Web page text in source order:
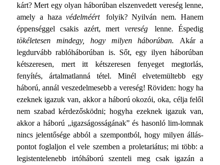
kárt? Mert egy olyan háborúban elszenvedett vereség lenne,
amely a hazavédelméért folyik? Nyilván nem. Hanem
éppenséggel csakis azért, mert vereség lenne. Éspedig
tökéletesen mindegy, hogy milyen háborúban. Akár a
legdurvább rablóháborúban is. Sőt, egy ilyen háborúban
kétszeresen, mert itt kétszeresen fenyeget meg­torlás,
fenyítés, ártalmatlanná tétel. Minél elvetemültebb egy
háború, annál veszedelmesebb a vereség! Röviden: hogy ha
ezeknek igazuk van, akkor a háború okozói, oka, célja felől
nem szabad kérdezősködni; hogyha ezeknek igazuk van,
akkor a háború „igazságosságának” és hasonló lim-lomnak
nincs jelentősége abból a szempontból, hogy milyen állás­
pontot foglaljon el vele szemben a proletariátus; mi több: a
legistentelenebb irtóháború szenteli meg csak igazán a